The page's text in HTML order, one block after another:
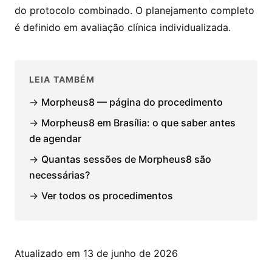
do protocolo combinado. O planejamento completo
é definido em avaliação clínica individualizada.
LEIA TAMBÉM
→ Morpheus8 — página do procedimento
→ Morpheus8 em Brasília: o que saber antes
de agendar
→ Quantas sessões de Morpheus8 são
necessárias?
→ Ver todos os procedimentos
Atualizado em 13 de junho de 2026